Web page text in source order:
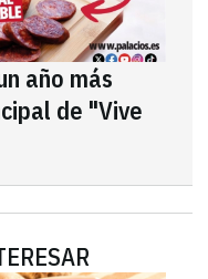
año más
de "Vive